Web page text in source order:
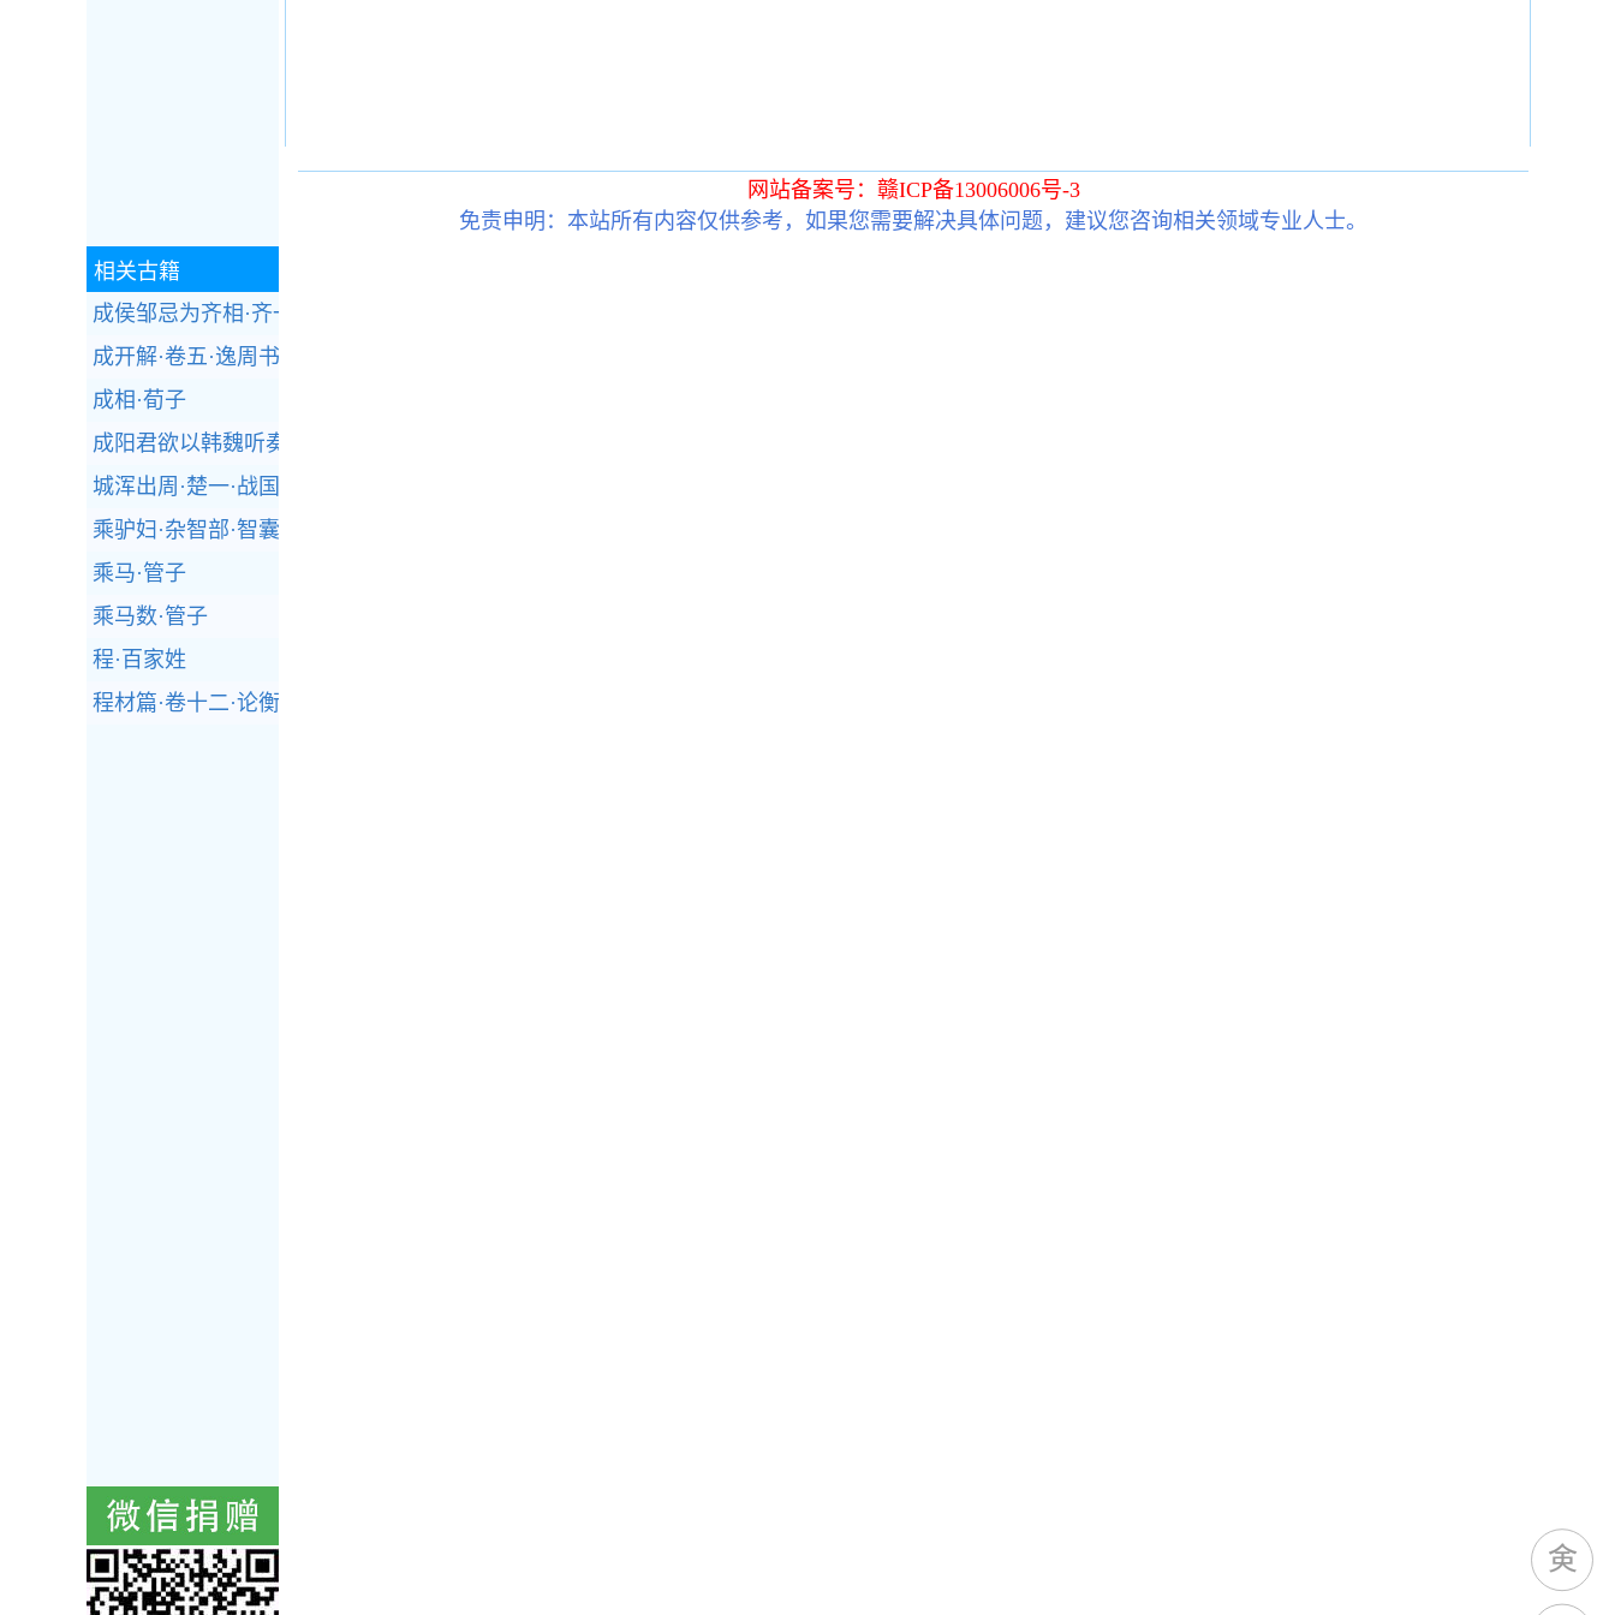
相关古籍
成侯邹忌为齐相·齐一·战国策
成开解·卷五·逸周书
成相·荀子
成阳君欲以韩魏听奏·魏四·战国策
城浑出周·楚一·战国策
乘驴妇·杂智部·智囊(选录)
乘马·管子
乘马数·管子
程·百家姓
程材篇·卷十二·论衡
网站备案号：赣ICP备13006006号-3
免责申明：本站所有内容仅供参考，如果您需要解决具体问题，建议您咨询相关领域专业人士。